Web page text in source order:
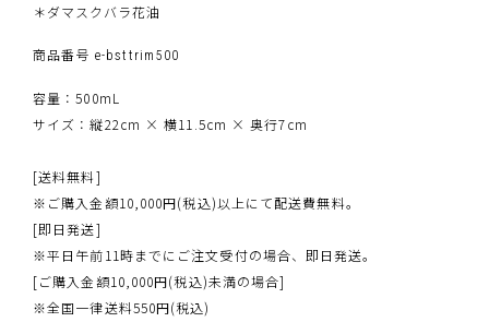
＊ダマスクバラ花油
商品番号 e-bsttrim500
容量：500mL
サイズ：縦22cm × 横11.5cm × 奥行7cm
[送料無料]
※ご購入金額10,000円(税込)以上にて配送費無料。
[即日発送]
※平日午前11時までにご注文受付の場合、即日発送。
[ご購入金額10,000円(税込)未満の場合]
※全国一律送料550円(税込)